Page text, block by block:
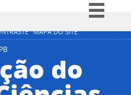
MAPA DO SITE
Simplifique!
Participe
Acesso à informação
do